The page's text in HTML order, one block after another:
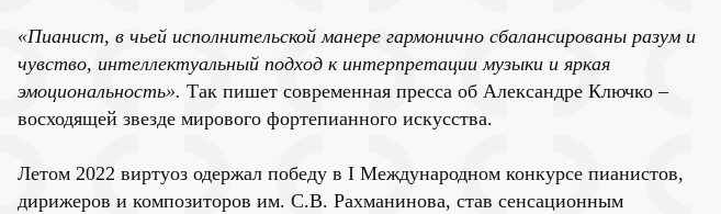
«Пианист, в чьей исполнительской манере гармонично сбалансированы разум и
чувство, интеллектуальный подход к интерпретации музыки и яркая
эмоциональность». Так пишет современная пресса об Александре Ключко –
восходящей звезде мирового фортепианного искусства.
Летом 2022 виртуоз одержал победу в I Международном конкурсе пианистов,
дирижеров и композиторов им. С.В. Рахманинова, став сенсационным